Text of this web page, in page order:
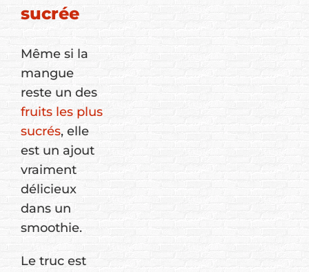
sucrée
Même si la
mangue
reste un des
fruits les plus
sucrés, elle
est un ajout
vraiment
délicieux
dans un
smoothie.
Le truc est